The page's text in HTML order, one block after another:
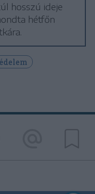
hosszú ideje
hétfőn